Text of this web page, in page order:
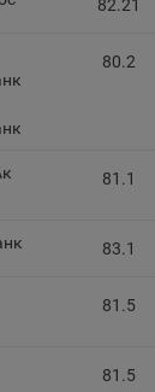
при их
заново или
файлов cookie
субъектов
как
так и сторонние
вне
82.21
80.2
81.1
83.1
81.5
81.5